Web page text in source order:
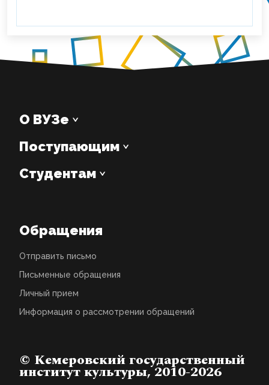
О ВУЗе
Поступающим
Студентам
Обращения
Отправить письмо
Письменные обращения
Личный прием
Информация о рассмотрении обращений
© Кемеровский государственный
институт культуры, 2010-2026